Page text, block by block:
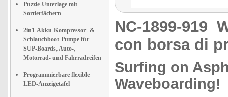
Puzzle-Unterlage mit
Sortierfächern
2in1-Akku-Kompressor- &
Schlauchboot-Pumpe für
SUP-Boards, Auto-,
Motorrad- und Fahrradreifen
Programmierbare flexible
LED-Anzeigetafel
NC-1899-919
con borsa di
Surfing on
Waveboarding!